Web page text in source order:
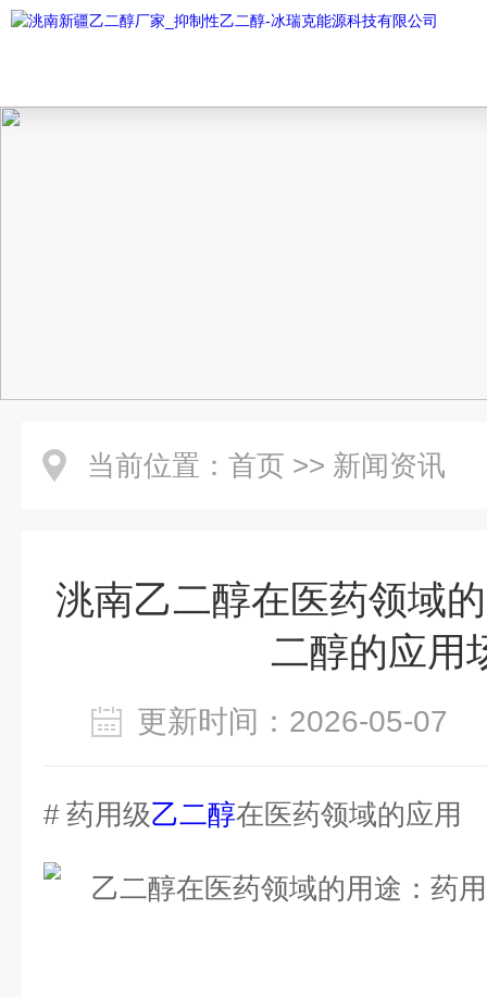
当前位置： 首页 >> 新闻资讯
洮南乙二醇在医药领域
二醇的应用
更新时间：2026-05-
# 药用级乙二醇在医药领域的应用